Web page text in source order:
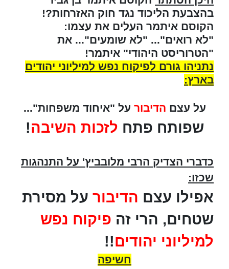
בהצבעת הליכוד נגד חוק האזרחות?!
הקוסם איתמר העלים את עצמו:
"לא רואים"... "לא שומעים"... את
"הטרוריסט היהודי" איתמר!
נתניהו גורם לפיקוח נפש למיליוני יהודים
בארץ:
על עצם הדיבור על "איחוד משפחות"...
שפותח פתח לזכות השיבה!
כדברי הצדיק הרבי מלובביץ' על התנהגות
שכזו:
אפילו עצם הדיבור על מסירת
שטחים, הרי זה פיקוח נפש
למיליוני יהודים!!
חשיפה